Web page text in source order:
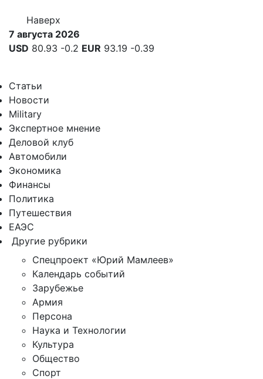
Наверх
7 августа 2026
USD 80.93 -0.2 EUR 93.19 -0.39
Статьи
Новости
Military
Экспертное мнение
Деловой клуб
Автомобили
Экономика
Финансы
Политика
Путешествия
ЕАЭС
Другие рубрики
Спецпроект «Юрий Мамлеев»
Календарь событий
Зарубежье
Армия
Персона
Наука и Технологии
Культура
Общество
Спорт